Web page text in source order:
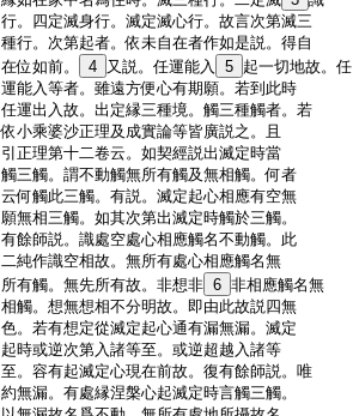
行。四定滅身行。滅定滅心行。故言次第滅三
種行。次第起者。依未自在者作如是説。得自
在位如前。
4 又説。任運能入 5 起一切地故。任
運能入等者。雖遠方便心有期願。若到此時
任運出入故。出定縁三種境。觸三種觸者。若
依小乘婆沙正理及成實論等皆廣説之。且
引正理第十二卷云。如契經説出滅定時當
觸三觸。謂不動觸無所有觸及無相觸。何者
云何觸此三觸。有説。滅定起心相應有空無
願無相三觸。如其次第出滅定時觸於三觸。
有餘師説。識處空處心相應觸名不動觸。此
二純作識空相故。無所有處心相應觸名無
所有觸。無先所有故。非想非 6 非相應觸名無
相觸。想無想相不分明故。即由此故説四無
色。若有想定從滅定起心通有漏無漏。滅定
起時或逆次第入諸等至。或逆超越入諸等
至。容有起滅定心現在前故。復有餘師説。唯
約無漏。有處縁涅槃心起滅定時言觸三觸。